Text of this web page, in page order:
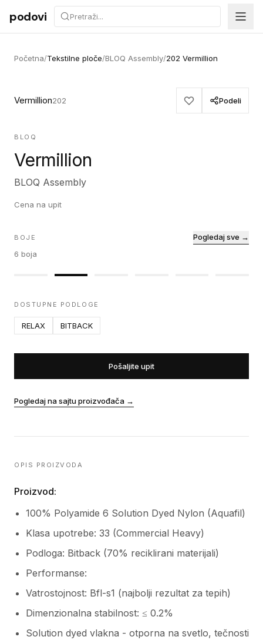
Preskoči na sadržaj
podovi
Početna/Tekstilne ploče/BLOQ Assembly/202 Vermillion
Vermillion202 Podeli
BLOQ
Vermillion
BLOQ Assembly
Cena na upit
BOJE
6 boja
Pogledaj sve →
DOSTUPNE PODLOGE
RELAX BITBACK
Pošaljite upit
Pogledaj na sajtu proizvođača →
OPIS PROIZVODA
Proizvod:
100% Polyamide 6 Solution Dyed Nylon (Aquafil)
Klasa upotrebe: 33 (Commercial Heavy)
Podloga: Bitback (70% reciklirani materijali)
Performanse:
Vatrostojnost: Bfl-s1 (najbolji rezultat za tepih)
Dimenzionalna stabilnost: ≤ 0.2%
Solution dyed vlakna - otporna na svetlo, tečnosti